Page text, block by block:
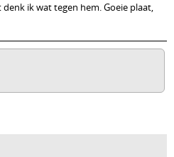
ik wat tegen hem. Goeie plaat,